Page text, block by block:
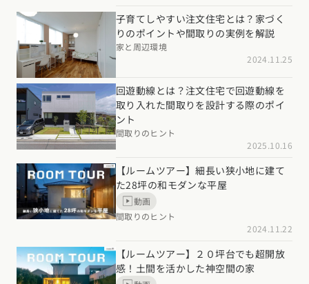
子育てしやすい注文住宅とは？家づく
りのポイントや間取りの実例を解説
家と周辺環境
2024.11.25
回遊動線とは？注文住宅で回遊動線を
取り入れた間取りを設計する際のポイ
ント
間取りのヒント
2025.10.16
【ルームツアー】細長い狭小地に建て
た28坪の和モダンな平屋
動画
間取りのヒント
2024.11.22
【ルームツアー】２０坪台でも超開放
感！土間を活かした神空間の家